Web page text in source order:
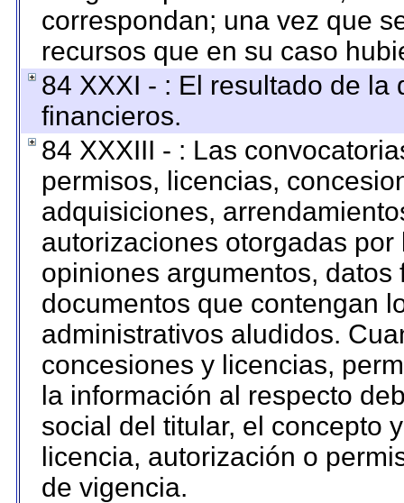
correspondan; una vez que
recursos que en su caso
84 XXXI - : El resultado de
financieros.
84 XXXIII - : Las
permisos, licencias,
adquisiciones,
autorizaciones otorgadas
opiniones argumentos,
documentos que contengan
administrativos aludidos.
concesiones y licencias,
la información al respecto
social del titular, el concepto
licencia, autorización o
de vigencia.